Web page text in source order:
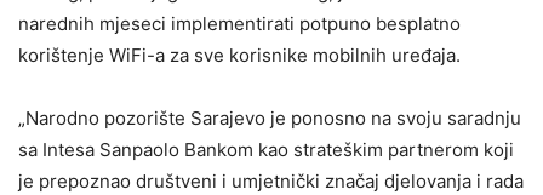
narednih mjeseci implementirati potpuno besplatno
korištenje WiFi-a za sve korisnike mobilnih uređaja.
„Narodno pozorište Sarajevo je ponosno na svoju saradnju
sa Intesa Sanpaolo Bankom kao strateškim partnerom koji
je prepoznao društveni i umjetnički značaj djelovanja i rada